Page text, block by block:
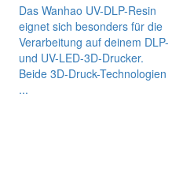
Das Wanhao UV-DLP-Resin
eignet sich besonders für die
Verarbeitung auf deinem DLP-
und UV-LED-3D-Drucker.
Beide 3D-Druck-Technologien
...